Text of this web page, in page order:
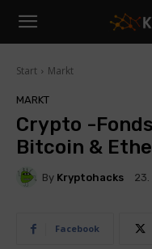
Start Markt
MARKT
Crypto -
Bitcoin &
By Kryptohacks
Facebook